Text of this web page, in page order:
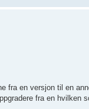
fra en versjon til en
fra en hvilken